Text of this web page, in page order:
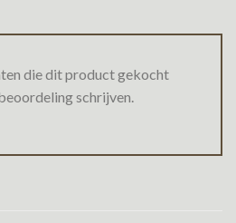
die dit product gekocht
schrijven.